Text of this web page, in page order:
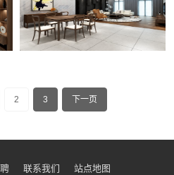
2 3 下一页
联系我们 站点地图